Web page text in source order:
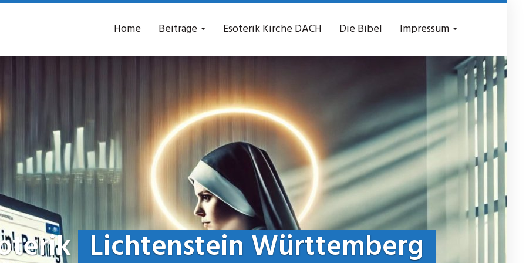
Home Beiträge Esoterik Kirche DACH Die Bibel Impressum
Lichtenstein Württemberg